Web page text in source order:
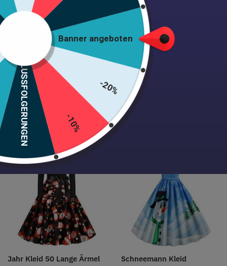
Jahr Kleid 50 Pin Up
Weihnachten
39,99
Auswahl der Optionen
Jahr 50 Kleid für Silvester
39,99
Jahr Kleid 50 Lange Ärmel Schneemann Kleid
Banner angeboten
-20%
-10%
SCHLUSSFOLGERUNGEN